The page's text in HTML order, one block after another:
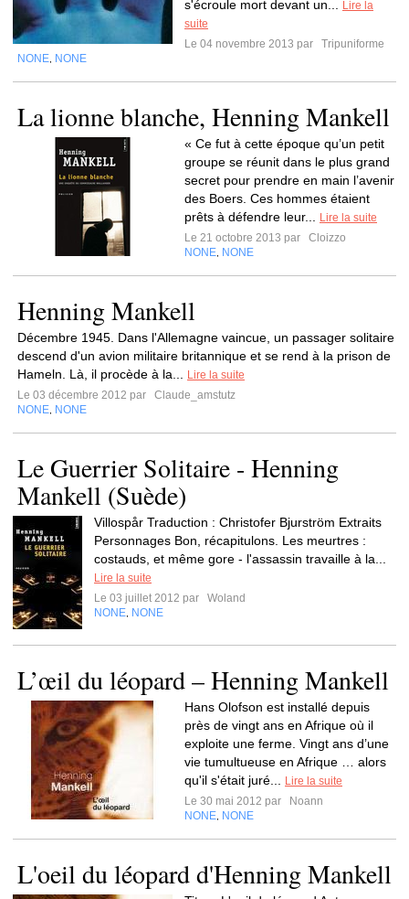
s'écroule mort devant un...
Lire la
suite
Le 04 novembre 2013 par
Tripuniforme
NONE NONE
La lionne blanche, Henning Mankell
« Ce fut à cette époque qu’un petit
groupe se réunit dans le plus grand
secret pour prendre en main l’avenir
des Boers. Ces hommes étaient
prêts à défendre leur...
Lire la suite
Le 21 octobre 2013 par
Cloizzo
NONE NONE
Henning Mankell
Décembre 1945. Dans l'Allemagne vaincue, un passager solitaire
descend d'un avion militaire britannique et se rend à la prison de
Hameln. Là, il procède à la...
Lire la suite
Le 03 décembre 2012 par
Claude_amstutz
NONE NONE
Le Guerrier Solitaire - Henning
Mankell (Suède)
Villospår Traduction : Christofer Bjurström Extraits
Personnages Bon, récapitulons. Les meurtres :
costauds, et même gore - l'assassin travaille à la...
Lire la suite
Le 03 juillet 2012 par
Woland
NONE NONE
L’œil du léopard – Henning Mankell
Hans Olofson est installé depuis
près de vingt ans en Afrique où il
exploite une ferme. Vingt ans d’une
vie tumultueuse en Afrique … alors
qu'il s'était juré...
Lire la suite
Le 30 mai 2012 par
Noann
NONE NONE
L'oeil du léopard d'Henning Mankell